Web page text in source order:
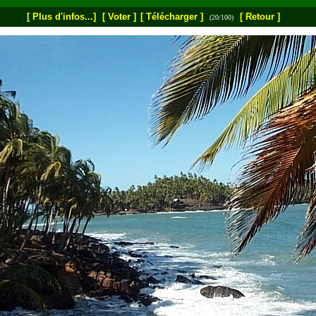
[ Plus d'infos...] [ Voter ] [ Télécharger ] (20/100) [ Retour ]